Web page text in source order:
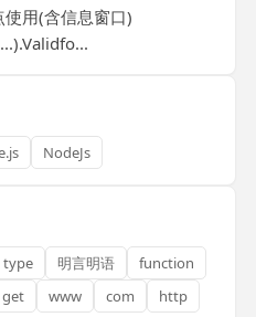
用(含信息窗口)
NodeJs
type 明言明语
function
get www com
http